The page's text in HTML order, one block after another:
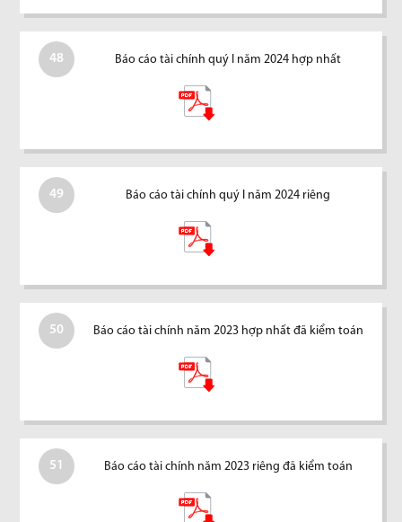
48 Báo cáo tài chính quý I năm 2024 hợp nhất
49 Báo cáo tài chính quý I năm 2024 riêng
50 Báo cáo tài chính năm 2023 hợp nhất đã kiểm toán
51 Báo cáo tài chính năm 2023 riêng đã kiểm toán